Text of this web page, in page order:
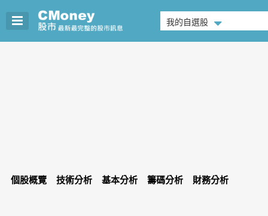
我的自選股
個股概覽 技術分析 基本分析 籌碼分析 財務分析